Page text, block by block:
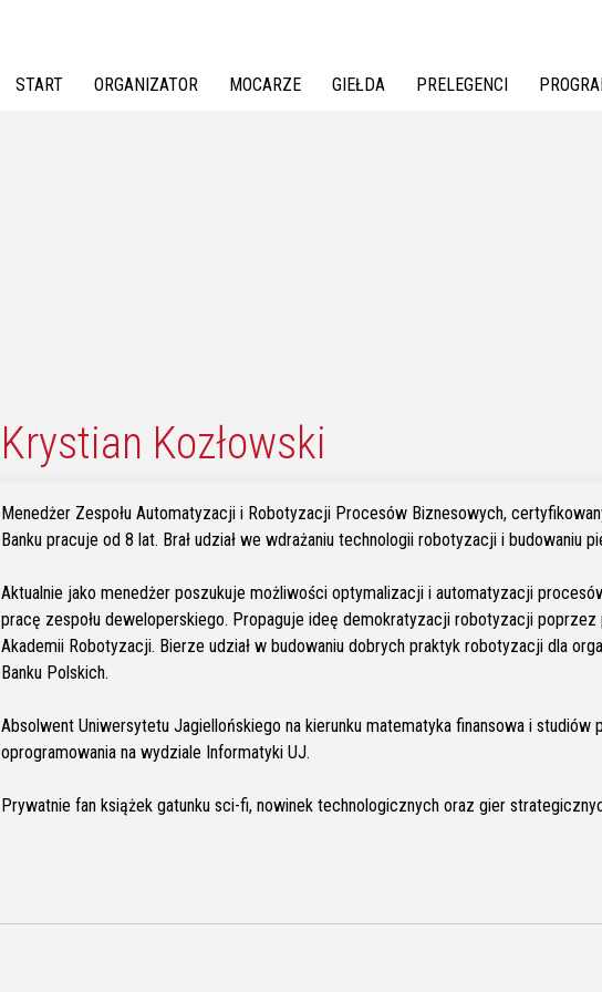
START ORGANIZATOR MOCARZE GIEŁDA PRELEGENCI
Krystian Kozłowski
Menedżer Zespołu Automatyzacji i Robotyzacji Procesów Biznesowych,
Banku pracuje od 8 lat. Brał udział we wdrażaniu technologii robotyzacji i budowaniu
Aktualnie jako menedżer poszukuje możliwości optymalizacji i automatyzacji
pracę zespołu deweloperskiego. Propaguje ideę demokratyzacji robotyzacji
Akademii Robotyzacji. Bierze udział w budowaniu dobrych praktyk robotyzacji dla
Banku Polskich.
Absolwent Uniwersytetu Jagiellońskiego na kierunku matematyka finansowa i studiów
oprogramowania na wydziale Informatyki UJ.
Prywatnie fan książek gatunku sci-fi, nowinek technologicznych oraz gier